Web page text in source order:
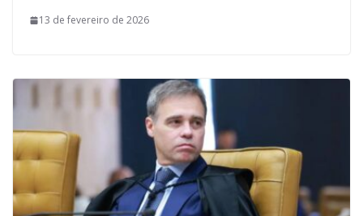
13 de fevereiro de 2026